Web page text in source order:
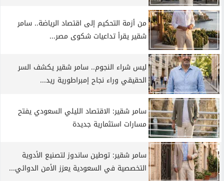
من أزمة التحكيم إلى اقتصاد الرياضة.. سامر
شقير يقرأ تداعيات شكوى مصر...
ليس شراء النجوم.. سامر شقير يكشف السر
الحقيقي وراء نجاح إمبراطورية ريد...
سامر شقير: الاقتصاد الليلي السعودي يفتح
مسارات استثمارية جديدة
سامر شقير: توطين ساندوز لتصنيع الأدوية
التخصصية في السعودية يعزز الأمن الدوائي...